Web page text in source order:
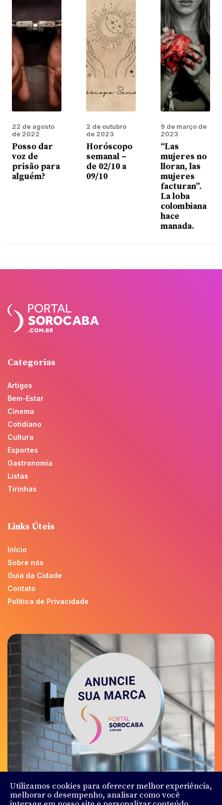
22 de agosto
de 2022
Posso dar
voz de
prisão para
alguém?
2 de outubro
de 2023
Horóscopo
semanal –
de 02/10 a
09/10
9 de março de
2023
“Las
mujeres no
lloran, las
mujeres
facturan”.
La loba
colombiana
hace
manada.
Categorias
Artigos
Bem-Estar
Cinema
Cotidiano
Cultura
Esportes
Gastronomia
Listas
Tirinhas
Links Úteis
Início
Sobre nós
Guia da Cidade
Contato
Política de Privacidade
Utilizamos cookies para oferecer melhor experiência,
melhorar o desempenho, analisar como você